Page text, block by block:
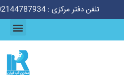
تلفن دفتر مرکزی : 02144787934